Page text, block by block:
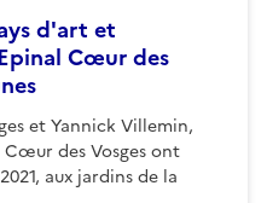
d'art et
Cœur des
et Yannick Villemin,
Cœur des Vosges ont
aux jardins de la